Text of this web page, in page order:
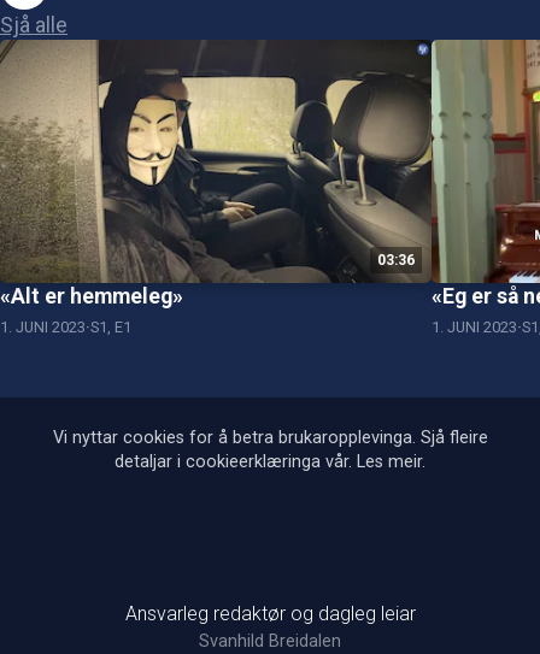
Sjå alle
03:36
«Alt er hemmeleg»
1. JUNI 2023 S1, E1
«Eg er så
1. JUNI 2023
Vi nyttar cookies for å betra brukaropplevinga. Sjå fleire
detaljar i cookieerklæringa vår. Les meir.
Ansvarleg redaktør og dagleg leiar
Svanhild Breidalen